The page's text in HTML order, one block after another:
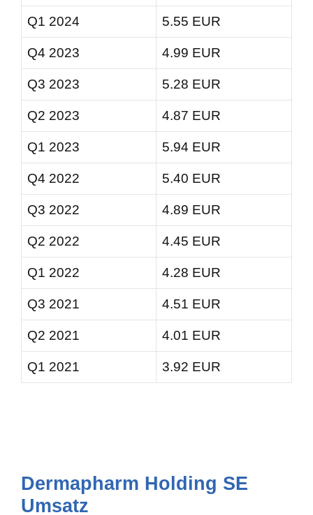
Q1 2024 5.55 EUR
Q4 2023 4.99 EUR
Q3 2023 5.28 EUR
Q2 2023 4.87 EUR
Q1 2023 5.94 EUR
Q4 2022 5.40 EUR
Q3 2022 4.89 EUR
Q2 2022 4.45 EUR
Q1 2022 4.28 EUR
Q3 2021 4.51 EUR
Q2 2021 4.01 EUR
Q1 2021 3.92 EUR
Dermapharm Holding SE
Umsatz